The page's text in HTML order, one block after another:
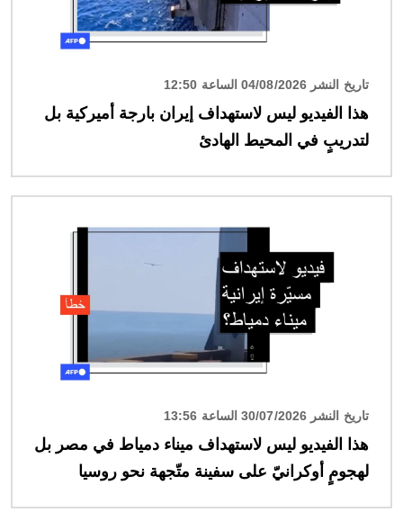
تاريخ النشر 04/08/2026 الساعة 12:50
هذا الفيديو ليس لاستهداف إيران بارجة أميركية بل
لتدريبٍ في المحيط الهادئ
تاريخ النشر 30/07/2026 الساعة 13:56
هذا الفيديو ليس لاستهداف ميناء دمياط في مصر بل
لهجومٍ أوكرانيّ على سفينة متّجهة نحو روسيا